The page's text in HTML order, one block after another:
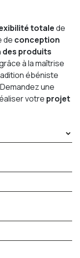
totalede
de conception
des produits
à la maîtrise
ébéniste
une
votre projet